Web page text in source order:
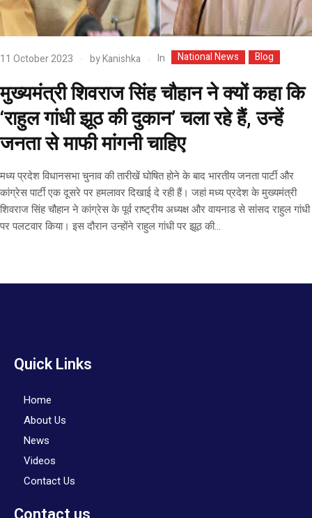
11 October 2023 byKanishka In National News Blog
मुख्यमंत्री शिवराज सिंह चौहान ने क्यों कहा कि
‘राहुल गांधी झूठ की दुकान’ चला रहे हैं, उन्हें
जनता से माफी मांगनी चाहिए
मध्य प्रदेश विधानसभा चुनाव की तारीखें घोषित होने के बाद भारतीय जनता पार्टी और
कांग्रेस पार्टी एक दूसरे पर हमलावर दिखाई दे रही हैं। जहां मध्य प्रदेश के मुख्यमंत्री
शिवराज सिंह चौहान ने कांग्रेस के पूर्व राष्ट्रीय अध्यक्ष और वायनाड से सांसद राहुल गांधी
पर पलटवार किया। इस दौरान उन्होंने राहुल गांधी पर झूठ की...
Quick Links
Home
About Us
News
Videos
Contact Us
Contact us